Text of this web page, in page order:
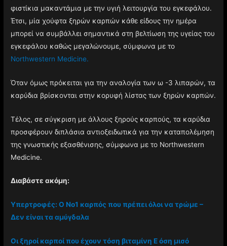
φιστίκια μακαντάμια με την υγιή λειτουργία του εγκεφάλου.
Έτσι, μία χούφτα ξηρών καρπών κάθε είδους την ημέρα
μπορεί να συμβάλλει σημαντικά στη βελτίωση της υγείας του
εγκεφάλου καθώς μεγαλώνουμε, σύμφωνα με το
Northwestern Medicine.
Όταν όμως πρόκειται για την αναλογία των ω -3 λιπαρών, τα
καρύδια βρίσκονται στην κορυφή λίστας των ξηρών καρπών.
Τέλος, σε σύγκριση με άλλους ξηρούς καρπούς, τα καρύδια
προσφέρουν διπλάσια αντιοξειδωτικά για την καταπολέμηση
της γνωστικής εξασθένισης, σύμφωνα με το Northwestern
Medicine.
Διαβάστε ακόμη:
Υπερτροφές: Ο Νο1 καρπός που πρέπει όλοι να τρώμε –
Δεν είναι τα αμύγδαλα
Οι ξηροί καρποί που έχουν τόση βιταμίνη Ε όση μισό